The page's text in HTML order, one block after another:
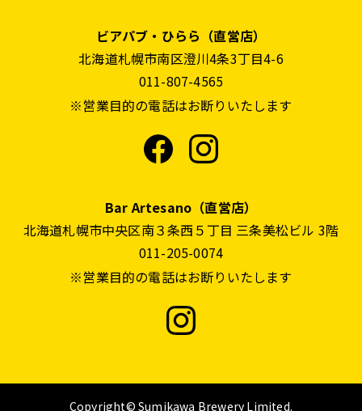
ビアパブ・ひらら（直営店）
北海道札幌市南区澄川4条3丁目4-6
011-807-4565
※営業目的の電話はお断りいたします
Bar Artesano（直営店）
北海道札幌市中央区南３条西５丁目 三条美松ビル 3階
011-205-0074
※営業目的の電話はお断りいたします
Copyright© Sumikawa Brewery Limited.